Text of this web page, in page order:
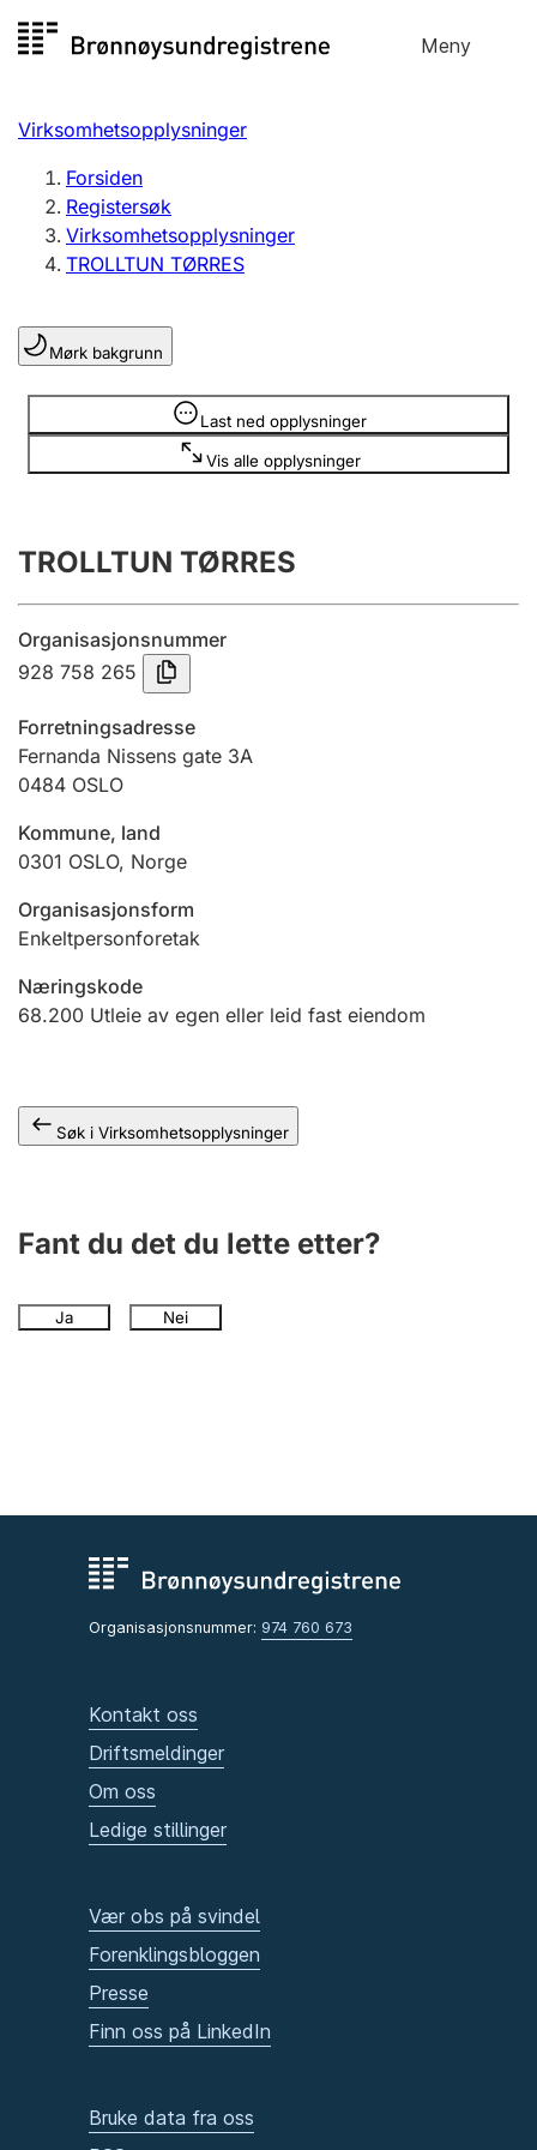
til
Meny
Registersøk
Aksjeselskap
Enkeltpersonforetak
Registrere, endre, slette
Lag og forening
Registrere, endre, slette
Årsregnskap
Innsending og forsinkelsesgebyr
Jeger
Ektepaktveileder
Offentlig sektor
Virksomhetsopplysninger
Forsiden
Registersøk
Virksomhetsopplysninger
TROLLTUN TØRRES
Mørk bakgrunn
Last ned opplysninger
Vis alle opplysninger
Opplysninger er skjult
TROLLTUN TØRRES
Organisasjonsnummer
928 758 265
Forretningsadresse
Fernanda Nissens gate 3A
0484 OSLO
Kommune, land
0301 OSLO, Norge
Organisasjonsform
Enkeltpersonforetak
Næringskode
68.200 Utleie av egen eller leid fast eiendom
Søk i Virksomhetsopplysninger
Fant du det du lette etter?
Ja Nei
Organisasjonsnummer: 974 760 673
Kontakt oss
Driftsmeldinger
Om oss
Ledige stillinger
Vær obs på svindel
Forenklingsbloggen
Presse
Finn oss på LinkedIn
Bruke data fra oss